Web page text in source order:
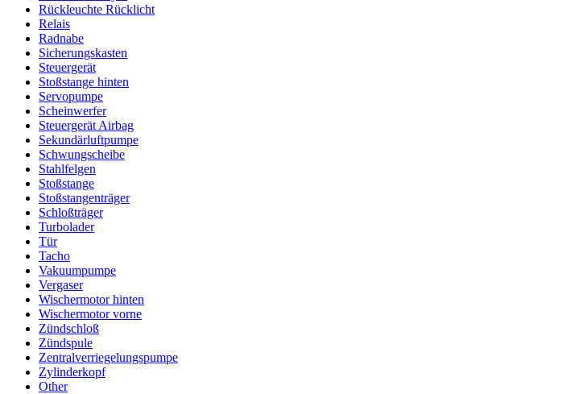
Rückleuchte Rücklicht
Relais
Radnabe
Sicherungskasten
Steuergerät
Stoßstange hinten
Servopumpe
Scheinwerfer
Steuergerät Airbag
Sekundärluftpumpe
Schwungscheibe
Stahlfelgen
Stoßstange
Stoßstangenträger
Schloßträger
Turbolader
Tür
Tacho
Vakuumpumpe
Vergaser
Wischermotor hinten
Wischermotor vorne
Zündschloß
Zündspule
Zentralverriegelungspumpe
Zylinderkopf
Other